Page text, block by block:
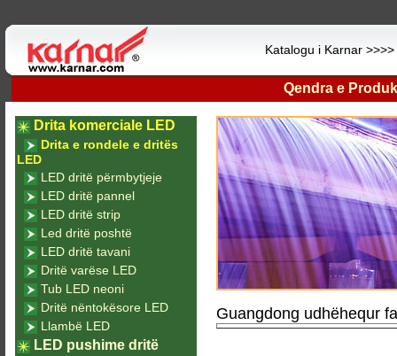
Katalogu i Karnar >>>>
Qendra e
Guangdong udhëhequr
Drita komerciale LED
Drita e rondele e dritës
LED
LED dritë përmbytjeje
LED dritë pannel
LED dritë strip
Led dritë poshtë
LED dritë tavani
Dritë varëse LED
Tub LED neoni
Dritë nëntokësore LED
Llambë LED
LED pushime dritë